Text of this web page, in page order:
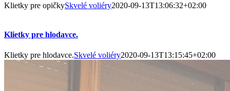
Klietky pre opičkySkvelé voliéry2020-09-13T13:06:32+02:00
Klietky pre hlodavce.
Klietky pre hlodavce.Skvelé voliéry2020-09-13T13:15:45+02:00